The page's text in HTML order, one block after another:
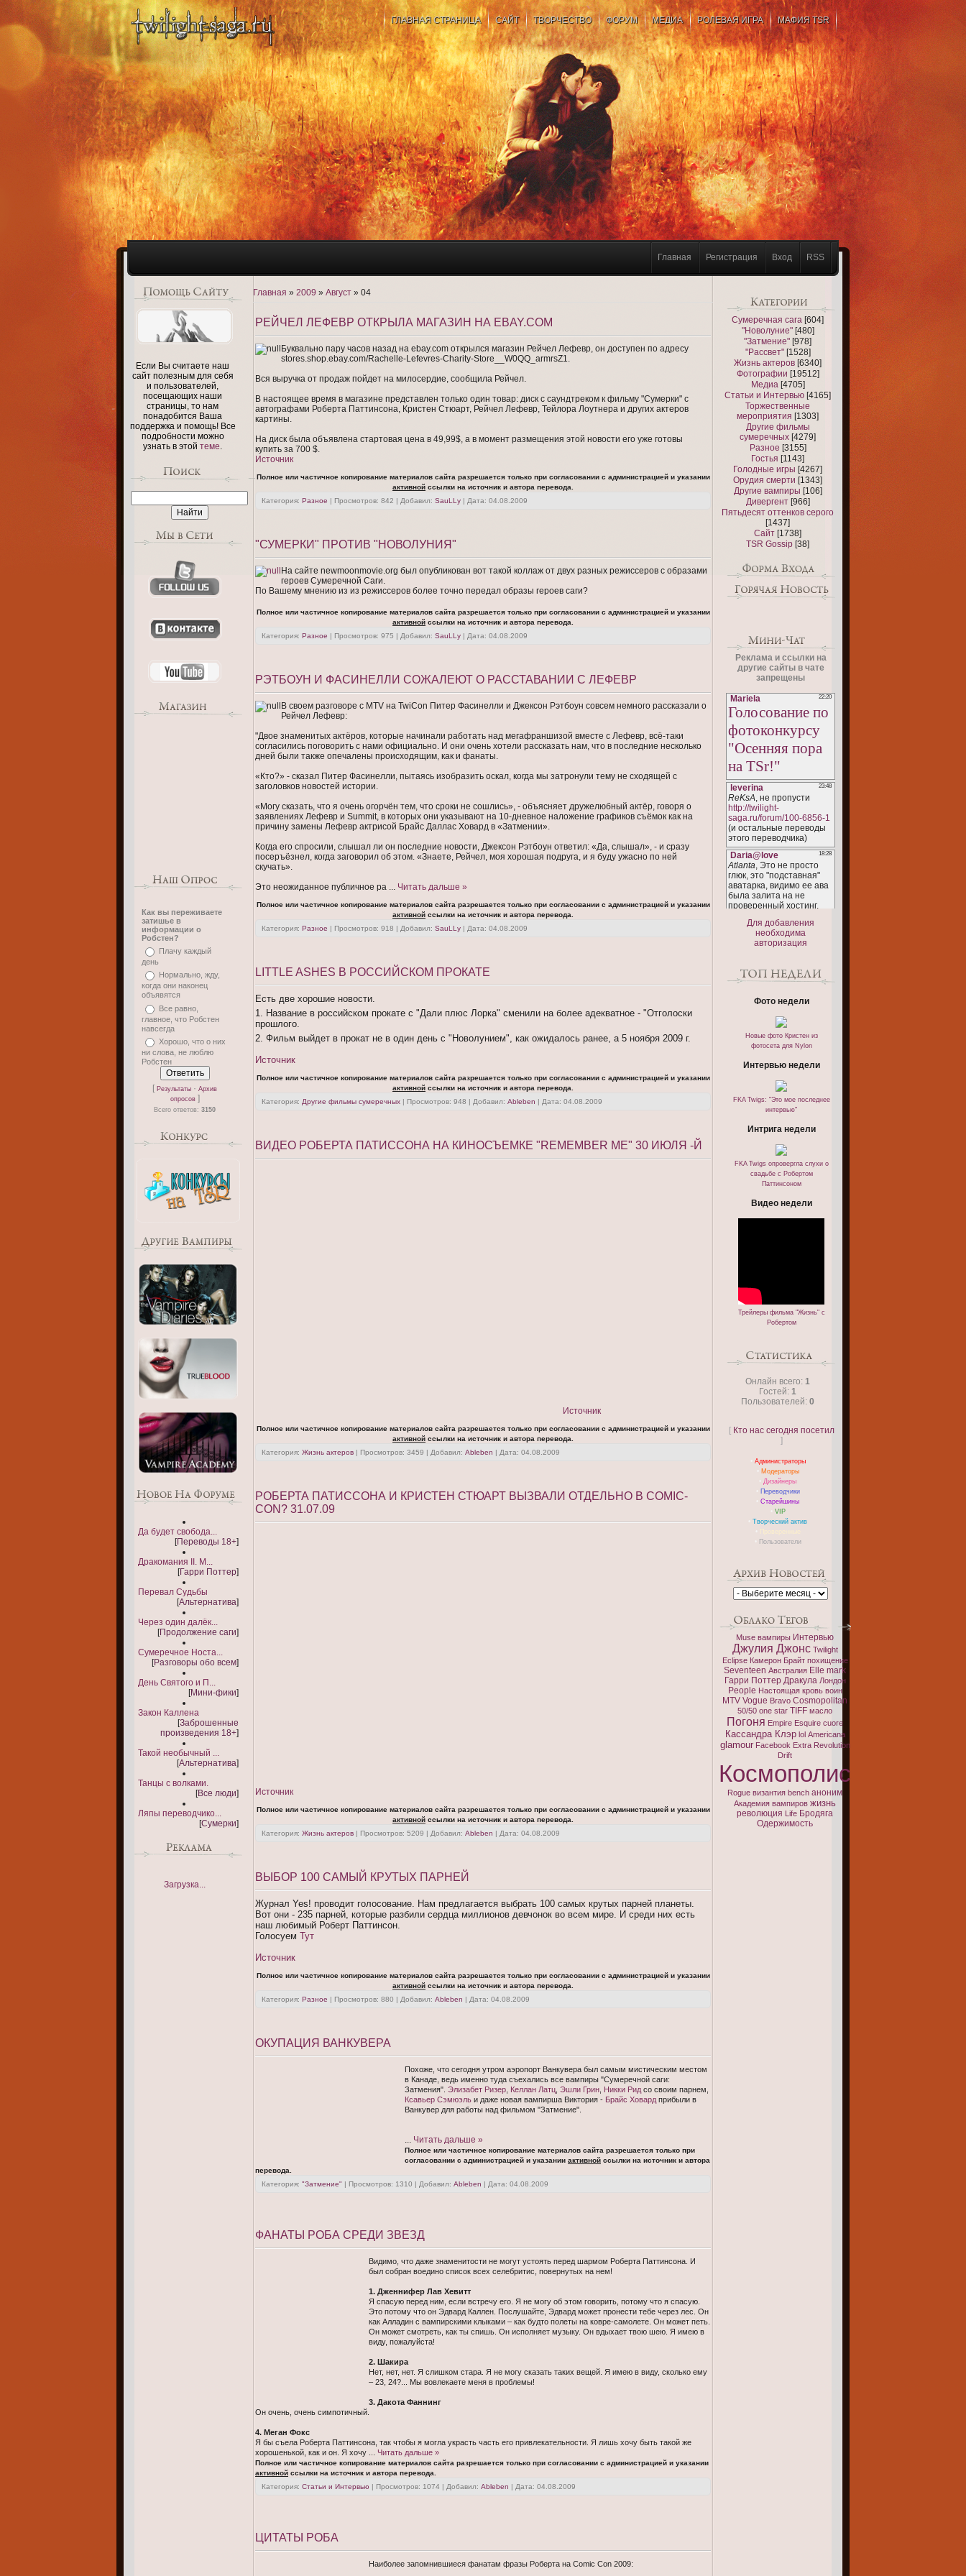
ГЛАВНАЯ СТРАНИЦА САЙТ ТВОРЧЕСТВО ФОРУМ МЕДИА РОЛЕВАЯ ИГРА МАФИЯ TSR
Главная Регистрация Вход RSS
Если Вы считаете наш
сайт полезным для себя
и пользователей,
посещающих наши
страницы, то нам
понадобится Ваша
поддержка и помощь! Все
подробности можно
узнать в этой теме.
Как вы переживаете
затишье в
информации о
Робстен?
Плачу каждый
день
Нормально, жду,
когда они наконец
объявятся
Все равно,
главное, что Робстен
навсегда
Хорошо, что о них
ни слова, не люблю
Робстен
[ Результаты · Архив
опросов]
Всего ответов: 3150
Да будет свобода...
[Переводы 18+]
Дракомания II. М...
[Гарри Поттер]
Перевал Судьбы
[Альтернатива]
Через один далёк...
[Продолжение саги]
Сумеречное Носта...
[Разговоры обо всем]
День Святого и П...
[Мини-фики]
Закон Каллена
[Заброшенные
произведения 18+]
Такой необычный ...
[Альтернатива]
Танцы с волками.
[Все люди]
Ляпы переводчико...
[Сумерки]
Загрузка...
Главная » 2009 » Август » 04
РЕЙЧЕЛ ЛЕФЕВР ОТКРЫЛА МАГАЗИН НА EBAY.COM
Буквально пару часов назад на ebay.com открылся магазин Рейчел Лефевр, он доступен по адресу
stores.shop.ebay.com/Rachelle-Lefevres-Charity-Store__W0QQ_armrsZ1.
Вся выручка от продаж пойдет на милосердие, сообщила Рейчел.
В настоящее время в магазине представлен только один товар: диск с саундтреком к фильму "Сумерки" с
автографами Роберта Паттинсона, Кристен Стюарт, Рейчел Лефевр, Тейлора Лоутнера и других актеров
картины.
На диск была объявлена стартовая цена в 49,99$, а в момент размещения этой новости его уже готовы
купить за 700 $.
Источник
Полное или частичное копирование материалов сайта разрешается только при согласовании с администрацией и указании
активной ссылки на источник и автора перевода.
Категория: Разное | Просмотров: 842 | Добавил: SauLLy | Дата: 04.08.2009
"СУМЕРКИ" ПРОТИВ "НОВОЛУНИЯ"
На сайте newmoonmovie.org был опубликован вот такой коллаж от двух разных режиссеров с образами
героев Сумеречной Саги.
По Вашему мнению из из режиссеров более точно передал образы героев саги?
Полное или частичное копирование материалов сайта разрешается только при согласовании с администрацией и указании
активной ссылки на источник и автора перевода.
Категория: Разное | Просмотров: 975 | Добавил: SauLLy | Дата: 04.08.2009
РЭТБОУН И ФАСИНЕЛЛИ СОЖАЛЕЮТ О РАССТАВАНИИ С ЛЕФЕВР
В своем разговоре с MTV на TwiCon Питер Фасинелли и Джексон Рэтбоун совсем немного рассказали о
Рейчел Лефевр:
"Двое знаменитых актёров, которые начинали работать над мегафраншизой вместе с Лефевр, всё-таки
согласились поговорить с нами официально. И они очень хотели рассказать нам, что в последние несколько
дней были также опечалены происходящим, как и фанаты.
«Кто?» - сказал Питер Фасинелли, пытаясь изобразить оскал, когда мы затронули тему не сходящей с
заголовков новостей истории.
«Могу сказать, что я очень огорчён тем, что сроки не сошлись», - объясняет дружелюбный актёр, говоря о
заявлениях Лефевр и Summit, в которых они указывают на 10-дневное наложение графиков съёмок как на
причину замены Лефевр актрисой Брайс Даллас Ховард в «Затмении».
Когда его спросили, слышал ли он последние новости, Джексон Рэтбоун ответил: «Да, слышал», - и сразу
посеръёзнел, когда заговорил об этом. «Знаете, Рейчел, моя хорошая подруга, и я буду ужасно по ней
скучать».
Это неожиданное публичное ра ... Читать дальше »
Полное или частичное копирование материалов сайта разрешается только при согласовании с администрацией и указании
активной ссылки на источник и автора перевода.
Категория: Разное | Просмотров: 918 | Добавил: SauLLy | Дата: 04.08.2009
LITTLE ASHES В РОССИЙСКОМ ПРОКАТЕ
Есть две хорошие новости.
1. Название в российском прокате с "Дали плюс Лорка" сменили на более адекватное - "Отголоски
прошлого.
2. Фильм выйдет в прокат не в один день с "Новолунием", как ожидалось ранее, а 5 ноября 2009 г.
Источник
Полное или частичное копирование материалов сайта разрешается только при согласовании с администрацией и указании
активной ссылки на источник и автора перевода.
Категория: Другие фильмы сумеречных | Просмотров: 948 | Добавил: Ableben | Дата: 04.08.2009
ВИДЕО РОБЕРТА ПАТИССОНА НА КИНОСЪЕМКЕ "REMEMBER ME" 30 ИЮЛЯ -Й
Источник
Полное или частичное копирование материалов сайта разрешается только при согласовании с администрацией и указании
активной ссылки на источник и автора перевода.
Категория: Жизнь актеров | Просмотров: 3459 | Добавил: Ableben | Дата: 04.08.2009
РОБЕРТА ПАТИССОНА И КРИСТЕН СТЮАРТ ВЫЗВАЛИ ОТДЕЛЬНО В COMIC-
CON? 31.07.09
Источник
Полное или частичное копирование материалов сайта разрешается только при согласовании с администрацией и указании
активной ссылки на источник и автора перевода.
Категория: Жизнь актеров | Просмотров: 5209 | Добавил: Ableben | Дата: 04.08.2009
ВЫБОР 100 САМЫЙ КРУТЫХ ПАРНЕЙ
Журнал Yes! проводит голосование. Нам предлагается выбрать 100 самых крутых парней планеты.
Вот они - 235 парней, которые разбили сердца миллионов девчонок во всем мире. И среди них есть
наш любимый Роберт Паттинсон.
Голосуем Тут
Источник
Полное или частичное копирование материалов сайта разрешается только при согласовании с администрацией и указании
активной ссылки на источник и автора перевода.
Категория: Разное | Просмотров: 880 | Добавил: Ableben | Дата: 04.08.2009
ОКУПАЦИЯ ВАНКУВЕРА
Похоже, что сегодня утром аэропорт Ванкувера был самым мистическим местом
в Канаде, ведь именно туда съехались все вампиры "Сумеречной саги:
Затмения". Элизабет Ризер Келлан Латц Эшли Грин Никки Рид со своим парнем,
Ксавьер Сэмюэль и даже новая вампирша Виктория - Брайс Ховард прибыли в
Ванкувер для работы над фильмом "Затмение".
... Читать дальше »
Полное или частичное копирование материалов сайта разрешается только при
согласовании с администрацией и указании активной ссылки на источник и автора
перевода.
Категория: "Затмение" | Просмотров: 1310 | Добавил: Ableben | Дата: 04.08.2009
ФАНАТЫ РОБА СРЕДИ ЗВЕЗД
Видимо, что даже знаменитости не могут устоять перед шармом Роберта Паттинсона. И
был собран воедино список всех селебритис, повернутых на нем!
1. Дженнифер Лав Хевитт
Я спасую перед ним, если встречу его. Я не могу об этом говорить, потому что я спасую.
Это потому что он Эдвард Каллен. Послушайте, Эдвард может пронести тебе через лес. Он
как Алладин с вампирскими клыками – как будто полеты на ковре-самолете. Он может петь.
Он может смотреть, как ты спишь. Он исполняет музыку. Он вдыхает твою шею. Я имею в
виду, пожалуйста!
2. Шакира
Нет, нет, нет. Я слишком стара. Я не могу сказать таких вещей. Я имею в виду, сколько ему
– 23, 24?... Мы вовлекаете меня в проблемы!
3. Дакота Фаннинг
Он очень, очень симпотичный.
4. Меган Фокс
Я бы съела Роберта Паттинсона, так чтобы я могла украсть часть его привлекательности. Я лишь хочу быть такой же
хорошенькой, как и он. Я хочу
Читать дальше »
Полное или частичное копирование материалов сайта разрешается только при согласовании с администрацией и указании
активной ссылки на источник и автора перевода.
Категория: Статьи и Интервью | Просмотров: 1074 | Добавил: Ableben | Дата: 04.08.2009
ЦИТАТЫ РОБА
Наиболее запомнившиеся фанатам фразы Роберта на Comic Con 2009:
Сумеречная сага [604]
"Новолуние" [480]
"Затмение" [978]
"Рассвет" [1528]
Жизнь актеров [6340]
Фотографии [19512]
Медиа [4705]
Статьи и Интервью [4165]
Торжественные
мероприятия [1303]
Другие фильмы
сумеречных [4279]
Разное [3155]
Гостья [1143]
Голодные игры [4267]
Орудия смерти [1343]
Другие вампиры [106]
Дивергент [966]
Пятьдесят оттенков серого
[1437]
Сайт [1738]
TSR Gossip [38]
Реклама и ссылки на
другие сайты в чате
запрещены
Для добавления
необходима
авторизация
Фото недели
Новые фото Кристен из
фотосета для Nylon
Интервью недели
FKA Twigs: "Это мое последнее
интервью"
Интрига недели
FKA Twigs опровергла слухи о
свадьбе с Робертом
Паттинсоном
Видео недели
Трейлеры фильма "Жизнь" с
Робертом
Онлайн всего: 1
Гостей: 1
Пользователей: 0
[ Кто нас сегодня посетил
]
• Администраторы
• Модераторы
• Дизайнеры
• Переводчики
• Старейшины
• VIP
• Творческий актив
•
• Пользователи
Muse вампиры Интервью
Джулия Джонс Twilight
Eclipse Камерон Брайт похищение
Seventeen Австралия Elle mark
Гарри Поттер Дракула Лондон
People Настоящая кровь воин
MTV Vogue Bravo Cosmopolitan
50/50 one star TIFF масло
Погоня Empire Esquire cuore
Кассандра Клэр lol Americana
glamour Facebook Extra Revolution
Drift
Космополис
Rogue византия bench аноним
Академия вампиров жизнь
революция Life Бродяга
Одержимость